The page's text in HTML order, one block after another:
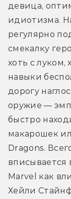
девица,
идиотизма.
регулярно
смекалку
хоть с луком,
навыки
дорогу
оружие —
быстро
макарошек
Dragons.
вписывается
Marvel как
Хейли